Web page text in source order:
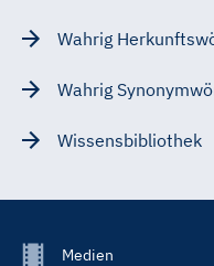
Wahrig
Wahrig
Wissensbibliothek
FooterMedien